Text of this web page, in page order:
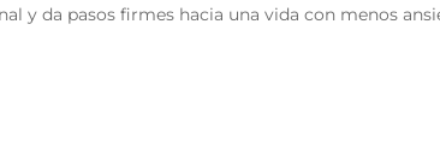
y da pasos firmes hacia una vida con menos